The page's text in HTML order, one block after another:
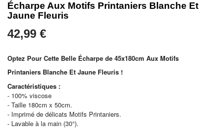
Écharpe Aux Motifs Printaniers Blanche Et
Jaune Fleuris
42,99 €
Optez Pour Cette Belle Écharpe de 45x180cm Aux Motifs
Printaniers Blanche Et Jaune Fleuris !
Caractéristiques :
- 100% viscose
- Taille 180cm x 50cm.
- Imprimé de délicats Motifs Printaniers.
- Lavable à la main (30°).